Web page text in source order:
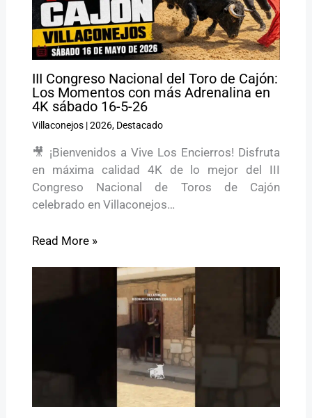
III Congreso Nacional del Toro de Cajón:
Los Momentos con más Adrenalina en
4K sábado 16-5-26
Villaconejos|2026, Destacado
🎥 ¡Bienvenidos a Vive Los Encierros! Disfruta
en máxima calidad 4K de lo mejor del III
Congreso Nacional de Toros de Cajón
celebrado en Villaconejos…
Read More »